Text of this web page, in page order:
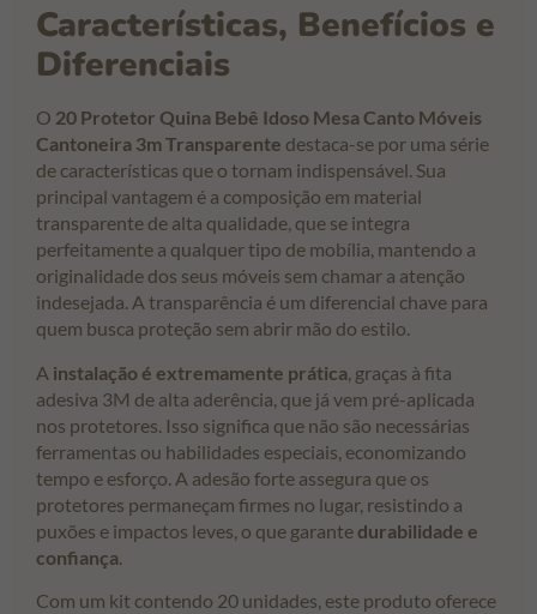
Características, Benefícios e
Diferenciais
O 20 Protetor Quina Bebê Idoso Mesa Canto Móveis
Cantoneira 3m Transparente destaca-se por uma série
de características que o tornam indispensável. Sua
principal vantagem é a composição em material
transparente de alta qualidade, que se integra
perfeitamente a qualquer tipo de mobília, mantendo a
originalidade dos seus móveis sem chamar a atenção
indesejada. A transparência é um diferencial chave para
quem busca proteção sem abrir mão do estilo.
A instalação é extremamente prática, graças à fita
adesiva 3M de alta aderência, que já vem pré-aplicada
nos protetores. Isso significa que não são necessárias
ferramentas ou habilidades especiais, economizando
tempo e esforço. A adesão forte assegura que os
protetores permaneçam firmes no lugar, resistindo a
puxões e impactos leves, o que garantedurabilidade e
confiança.
Com um kit contendo 20 unidades, este produto oferece